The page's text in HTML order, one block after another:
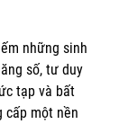
những sinh
số, tư duy
tạp và bất
cấp một nền